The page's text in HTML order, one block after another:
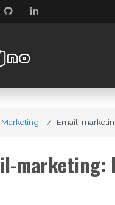
Email-
marketing: